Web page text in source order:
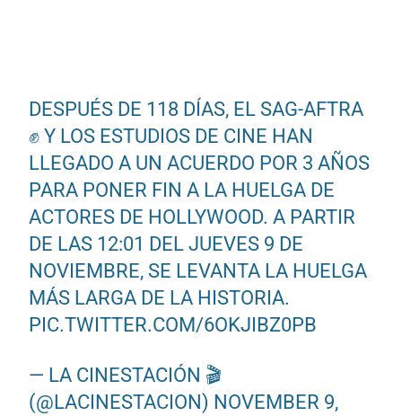
DESPUÉS DE 118 DÍAS, EL SAG-AFTRA
✊ Y LOS ESTUDIOS DE CINE HAN
LLEGADO A UN ACUERDO POR 3 AÑOS
PARA PONER FIN A LA HUELGA DE
ACTORES DE HOLLYWOOD. A PARTIR
DE LAS 12:01 DEL JUEVES 9 DE
NOVIEMBRE, SE LEVANTA LA HUELGA
MÁS LARGA DE LA HISTORIA.
PIC.TWITTER.COM/6OKJIBZ0PB
— LA CINESTACIÓN 🎬
(@LACINESTACION) NOVEMBER 9,